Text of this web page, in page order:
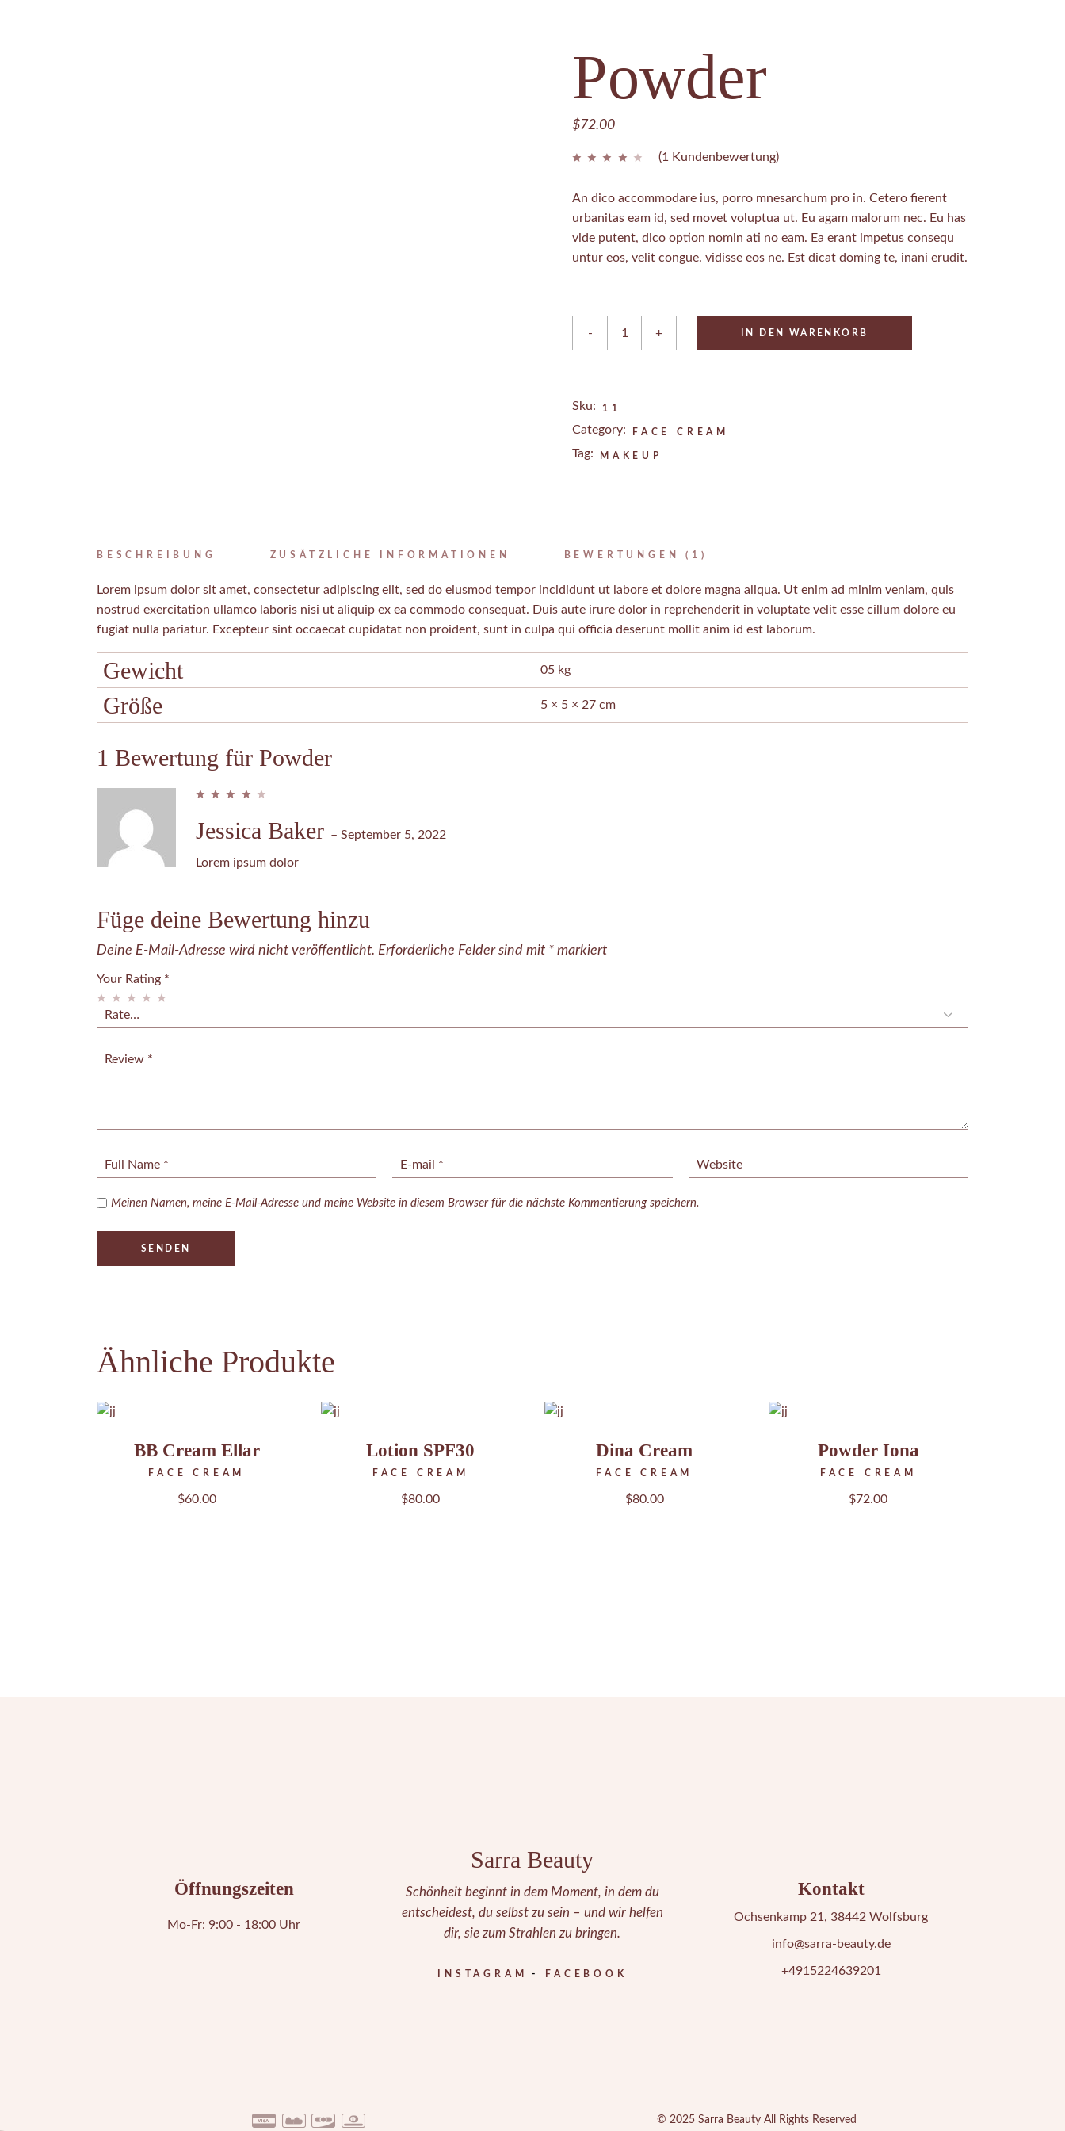
Powder
$72.00
(1 Kundenbewertung)
An dico accommodare ius, porro mnesarchum pro in. Cetero fierent
urbanitas eam id, sed movet voluptua ut. Eu agam malorum nec. Eu has
vide putent, dico option nomin ati no eam. Ea erant impetus consequ
untur eos, velit congue. vidisse eos ne. Est dicat doming te, inani erudit.
-
+ IN DEN WARENKORB
Sku: 11
Category: FACE CREAM
Tag: MAKEUP
BESCHREIBUNG ZUSÄTZLICHE INFORMATIONEN BEWERTUNGEN (1)
Lorem ipsum dolor sit amet, consectetur adipiscing elit, sed do eiusmod tempor incididunt ut labore et dolore magna aliqua. Ut enim ad minim veniam, quis
nostrud exercitation ullamco laboris nisi ut aliquip ex ea commodo consequat. Duis aute irure dolor in reprehenderit in voluptate velit esse cillum dolore eu
fugiat nulla pariatur. Excepteur sint occaecat cupidatat non proident, sunt in culpa qui officia deserunt mollit anim id est laborum.
Gewicht 05 kg
Größe 5 × 5 × 27 cm
1 Bewertung für Powder
Jessica Baker – September 5, 2022
Lorem ipsum dolor
Füge deine Bewertung hinzu
Deine E-Mail-Adresse wird nicht veröffentlicht. Erforderliche Felder sind mit * markiert
Your Rating *
Meinen Namen, meine E-Mail-Adresse und meine Website in diesem Browser für die nächste Kommentierung speichern.
SENDEN
Ähnliche Produkte
BB Cream Ellar
FACE CREAM
$60.00
Lotion SPF30
FACE CREAM
$80.00
Dina Cream
FACE CREAM
$80.00
Powder Iona
FACE CREAM
$72.00
Öffnungszeiten
Mo-Fr: 9:00 - 18:00 Uhr
Sarra Beauty
Schönheit beginnt in dem Moment, in dem du
entscheidest, du selbst zu sein – und wir helfen
dir, sie zum Strahlen zu bringen.
INSTAGRAM FACEBOOK
Kontakt
Ochsenkamp 21, 38442 Wolfsburg
info@sarra-beauty.de
+4915224639201
© 2025 Sarra BeautyAll Rights Reserved